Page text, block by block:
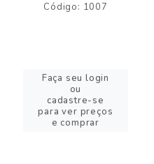
Código: 1007
Faça seu login
ou
cadastre-se
para ver preços
e comprar